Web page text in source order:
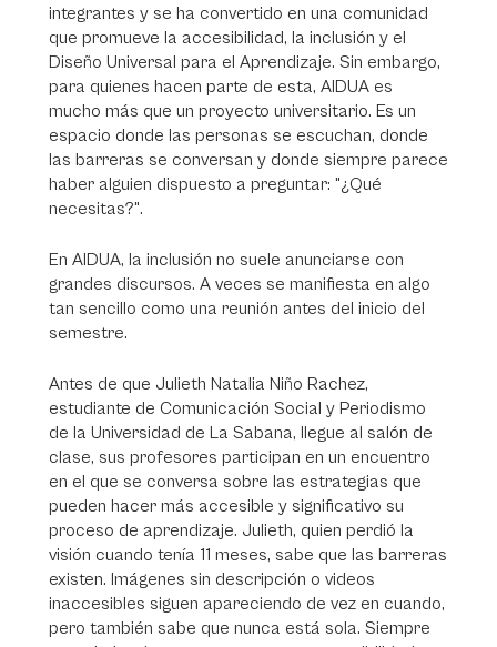
integrantes y se ha convertido en una comunidad
que promueve la accesibilidad, la inclusión y el
Diseño Universal para el Aprendizaje. Sin embargo,
para quienes hacen parte de esta, AIDUA es
mucho más que un proyecto universitario. Es un
espacio donde las personas se escuchan, donde
las barreras se conversan y donde siempre parece
haber alguien dispuesto a preguntar: "¿Qué
necesitas?".
En AIDUA, la inclusión no suele anunciarse con
grandes discursos. A veces se manifiesta en algo
tan sencillo como una reunión antes del inicio del
semestre.
Antes de que Julieth Natalia Niño Rachez,
estudiante de Comunicación Social y Periodismo
de la Universidad de La Sabana, llegue al salón de
clase, sus profesores participan en un encuentro
en el que se conversa sobre las estrategias que
pueden hacer más accesible y significativo su
proceso de aprendizaje. Julieth, quien perdió la
visión cuando tenía 11 meses, sabe que las barreras
existen. Imágenes sin descripción o videos
inaccesibles siguen apareciendo de vez en cuando,
pero también sabe que nunca está sola. Siempre